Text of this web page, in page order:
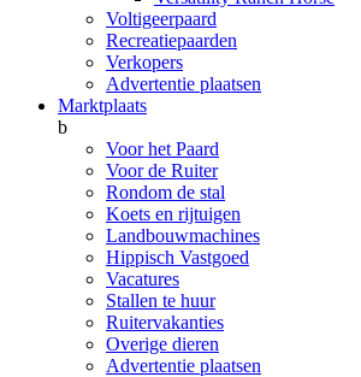
Voltigeerpaard
Recreatiepaarden
Verkopers
Advertentie plaatsen
Marktplaats
b
Voor het Paard
Voor de Ruiter
Rondom de stal
Koets en rijtuigen
Landbouwmachines
Hippisch Vastgoed
Vacatures
Stallen te huur
Ruitervakanties
Overige dieren
Advertentie plaatsen